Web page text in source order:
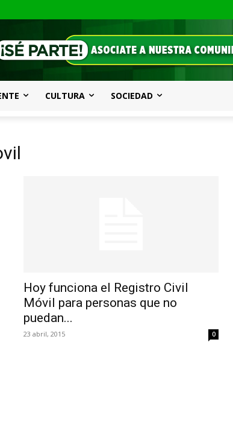
CULTURA SOCIEDAD
Hoy funciona el Registro Civil
Móvil para personas que no
puedan...
23 abril, 2015 0